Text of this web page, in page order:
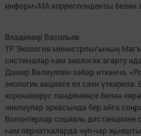
информ»МА корреспонденты белән
Владимир Васильев
ТР Экология министрлыгының
системалар һәм экологик агарту
Дамир Вәлиуллин хәбәр иткәнчә,
экологик акциясе ел саен үткәрелә.
коронавирус пандемиясе белән
чикләүләр аркасында бер айга
Волонтерлар социаль дистанцияне
һәм перчаткаларда чүп-чар